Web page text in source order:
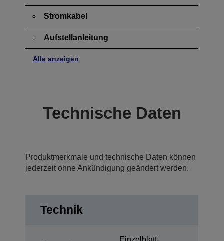
Stromkabel
Aufstellanleitung
Alle anzeigen
Technische Daten
Produktmerkmale und technische Daten können
jederzeit ohne Ankündigung geändert werden.
Technik